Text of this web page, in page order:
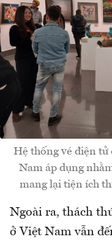
Hệ thống vé điện tử
Nam áp dụng
mang lại tiện ích
Ngoài ra, thách
ở Việt Nam vẫn